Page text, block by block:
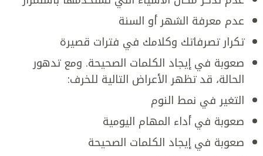
عدم معرفة الشهر أو السنة
تكرار تصرفاتك وكلامك في فترات قصيرة
صعوبة في إيجاد الكلمات الصحيحة. ومع تدهور
الحالة، قد تظهر الأعراض التالية للخرف:
التغير في نمط النوم
صعوبة في أداء المهام اليومية
صعوبة في إيجاد الكلمات الصحيحة